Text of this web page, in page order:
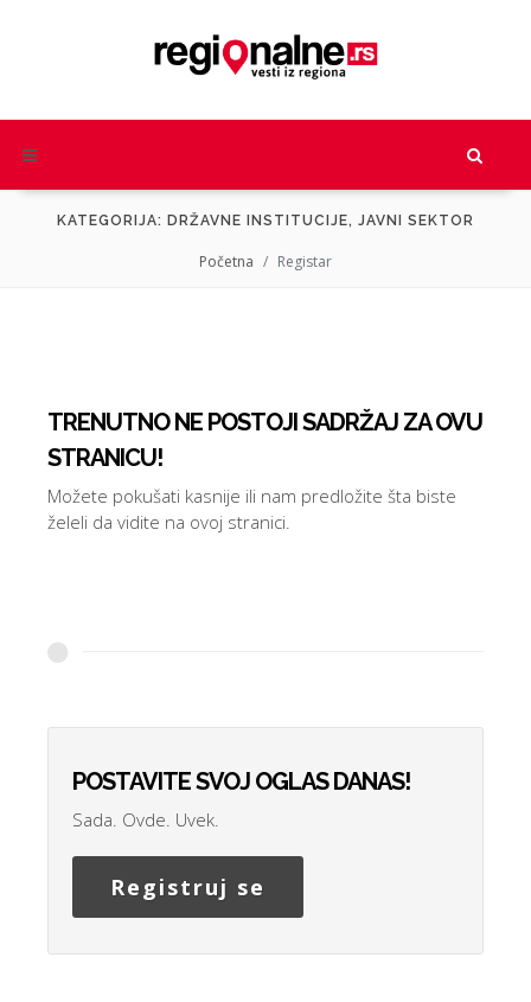
KATEGORIJA: DRŽAVNE INSTITUCIJE, JAVNI SEKTOR
Početna Registar
TRENUTNO NE POSTOJI SADRŽAJ ZA OVU
STRANICU!
Možete pokušati kasnije ili nam predložite šta biste
želeli da vidite na ovoj stranici.
POSTAVITE SVOJ OGLAS DANAS!
Sada. Ovde. Uvek.
Registruj se